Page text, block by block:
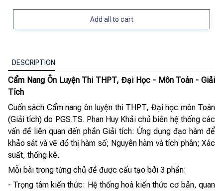
Add all to cart
DESCRIPTION
Cẩm Nang Ôn Luyện Thi THPT, Đại Học - Môn Toán - Giải
Tích
Cuốn sách Cẩm nang ôn luyện thi THPT, Đại học môn Toán
(Giải tích) do PGS.TS. Phan Huy Khải chủ biên hệ thống các
vấn đề liên quan đến phần Giải tích: Ứng dụng đạo hàm để
khảo sát và vẽ đồ thị hàm số; Nguyên hàm và tích phân; Xác
suất, thống kê.
Mỗi bài trong từng chủ đề được cấu tạo bởi 3 phần:
- Trọng tâm kiến thức: Hệ thống hoá kiến thức cơ bản, quan